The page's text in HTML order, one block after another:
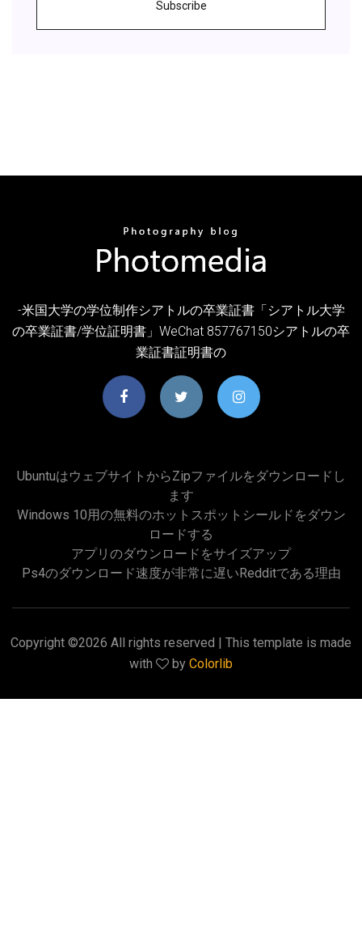
Subscribe
-米国大学の学位制作シアトルの卒業証書「シアトル大学
の卒業証書/学位証明書」WeChat 857767150シアトルの卒
業証書証明書の
Ubuntuはウェブサイトからzipファイルをダウンロードし
ます
Windows 10用の無料のホットスポットシールドをダウン
ロードする
アプリのダウンロードをサイズアップ
Ps4のダウンロード速度が非常に遅いredditである理由
Copyright ©2026 All rights reserved | This template is made
with
by Colorlib